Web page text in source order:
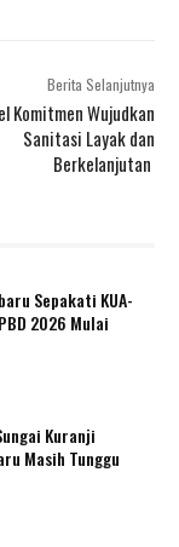
Berita Selanjutnya
Komitmen Wujudkan
Sanitasi Layak dan
Berkelanjutan
Sepakati KUA-
2026 Mulai
Kuranji
Masih Tunggu